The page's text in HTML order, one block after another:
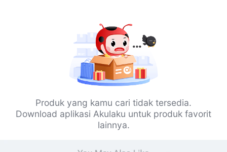
Produk yang kamu cari tidak tersedia.
Download aplikasi Akulaku untuk produk favorit
lainnya.